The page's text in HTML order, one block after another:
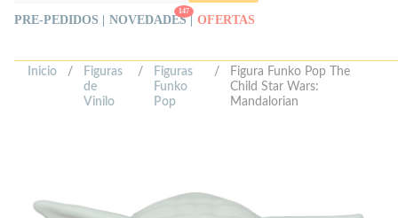
PRE-PEDIDOS | NOVEDADES
147
| OFERTAS
Inicio /
Figuras
de
Vinilo
/
Figuras
Funko
Pop
/
Figura Funko Pop The
Child Star Wars:
Mandalorian